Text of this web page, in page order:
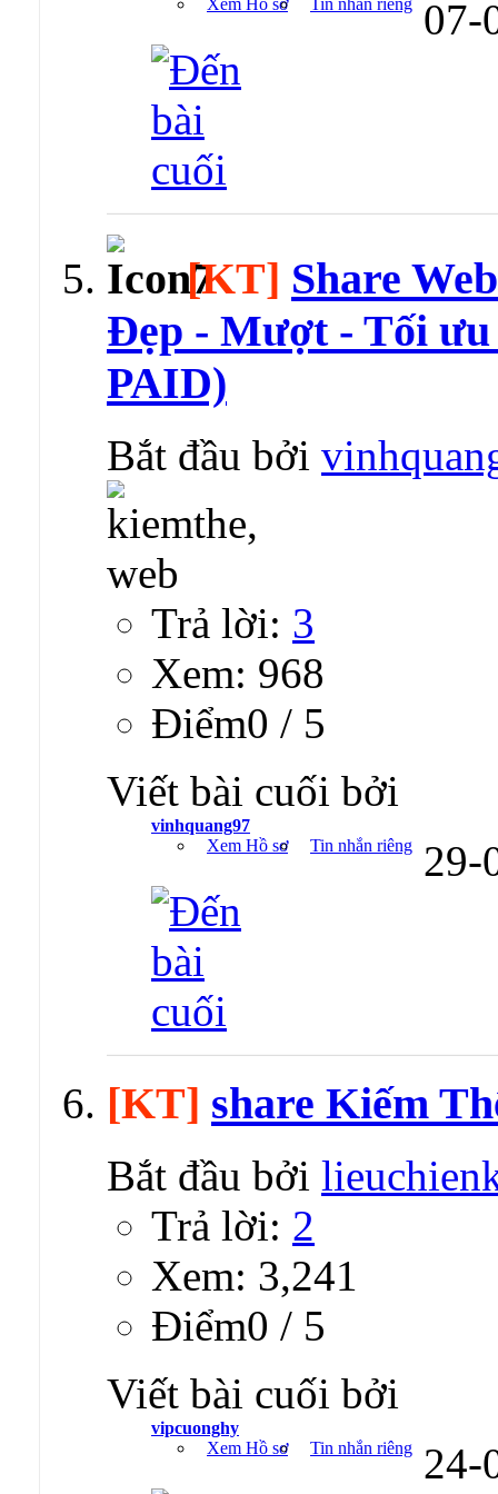
07-
[KT] Share
Đẹp - Mượt - Tối
PAID)
Bắt đầu bởi
Trả lời: 3
Xem: 968
Ðiểm0 / 5
Viết bài cuối bởi
vinhquang97
Xem Hồ sơ
Tin nhắn riêng 29-
[KT] share Kiếm
Bắt đầu bởi
Trả lời: 2
Xem: 3,241
Ðiểm0 / 5
Viết bài cuối bởi
vipcuonghy
Xem Hồ sơ
Tin nhắn riêng 24-